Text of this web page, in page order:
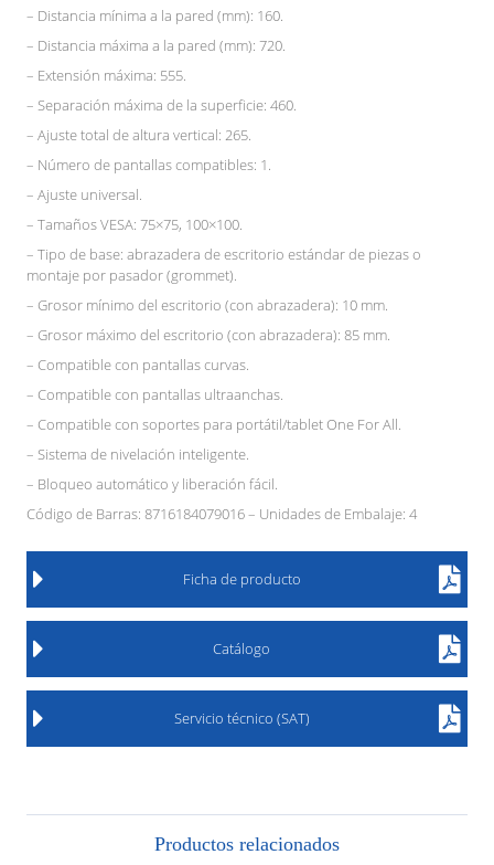
– Distancia mínima a la pared (mm): 160.
– Distancia máxima a la pared (mm): 720.
– Extensión máxima: 555.
– Separación máxima de la superficie: 460.
– Ajuste total de altura vertical: 265.
– Número de pantallas compatibles: 1.
– Ajuste universal.
– Tamaños VESA: 75×75, 100×100.
– Tipo de base: abrazadera de escritorio estándar de piezas o
montaje por pasador (grommet).
– Grosor mínimo del escritorio (con abrazadera): 10 mm.
– Grosor máximo del escritorio (con abrazadera): 85 mm.
– Compatible con pantallas curvas.
– Compatible con pantallas ultraanchas.
– Compatible con soportes para portátil/tablet One For All.
– Sistema de nivelación inteligente.
– Bloqueo automático y liberación fácil.
Código de Barras: 8716184079016 – Unidades de Embalaje: 4
Ficha de producto
Catálogo
Servicio técnico (SAT)
Productos relacionados